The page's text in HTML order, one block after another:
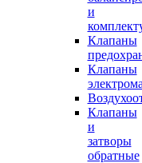
и
Клапаны
Клапаны
Клапаны
и
затворы
обратные